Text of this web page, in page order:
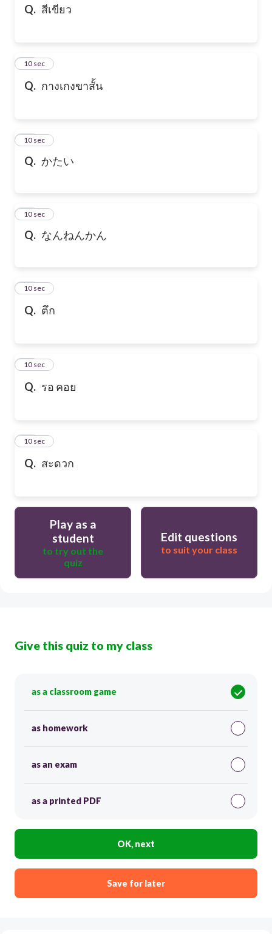
Q. สีเขียว
Q. กางเกงขาสั้น
10
10 sec
Q. かたい
11
10 sec
Q. なんねんかん
12
10 sec
Q. ตึก
13
10 sec
Q. รอ คอย
14
10 sec
Q. สะดวก
15
10 sec
Play as a
student
to try out the
quiz
Edit questions
to suit your class
Give this quiz to my class
as a classroom game
as homework
as an exam
as a printed PDF
OK, next
Save for later